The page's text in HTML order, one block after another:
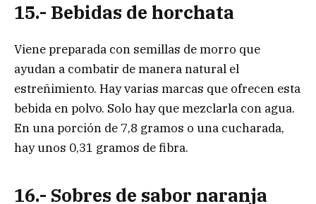
15.- Bebidas de horchata
Viene preparada con semillas de morro que
ayudan a combatir de manera natural el
estreñimiento. Hay varias marcas que ofrecen esta
bebida en polvo. Solo hay que mezclarla con agua.
En una porción de 7,8 gramos o una cucharada,
hay unos 0,31 gramos de fibra.
16.- Sobres de sabor naranja